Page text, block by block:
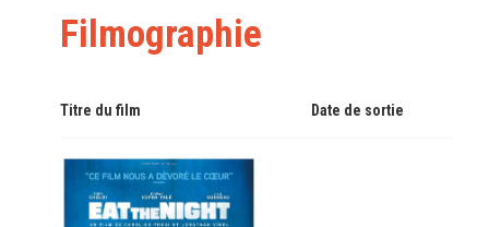
Filmographie
Titre du film Date de sortie